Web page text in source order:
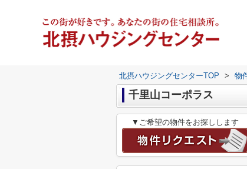
北摂ハウジングセンターTOP > 物
千里山コーポラス
▼ご希望の物件をお探しします